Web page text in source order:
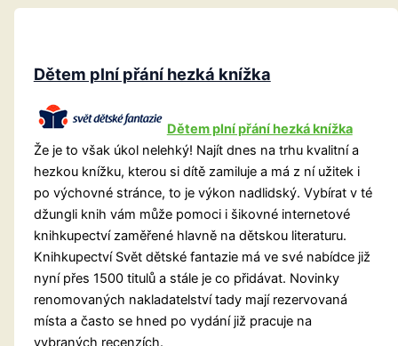
Dětem plní přání hezká knížka
Dětem plní přání hezká knížka
Že je to však úkol nelehký! Najít dnes na trhu kvalitní a
hezkou knížku, kterou si dítě zamiluje a má z ní užitek i
po výchovné stránce, to je výkon nadlidský. Vybírat v té
džungli knih vám může pomoci i šikovné internetové
knihkupectví zaměřené hlavně na dětskou literaturu.
Knihkupectví Svět dětské fantazie má ve své nabídce již
nyní přes 1500 titulů a stále je co přidávat. Novinky
renomovaných nakladatelství tady mají rezervovaná
místa a často se hned po vydání již pracuje na
vybraných recenzích.